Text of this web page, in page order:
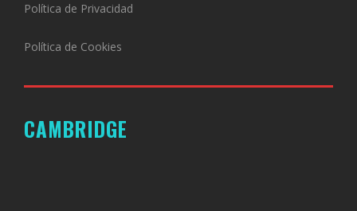
Política de Privacidad
Política de Cookies
CAMBRIDGE